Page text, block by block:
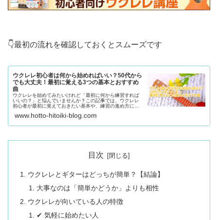
👇最初の流れを確認しておくとスムーズです
ウクレレ初心者は何から始めればいい？50代から
でも大丈夫！最初に覚える3つの基本とおすすめ
曲
ウクレレを始めてみたいけれど「最初に何から練習すれば
いいの？」と悩んでいませんか？この記事では、ウクレレ
初心者が最初に覚えておきたい基本や、練習の進め方につ
い方や、独学で不安を感じている方にも参考になる内容で
www.hotto-hitoiki-blog.com
目次
ウクレレとギターはどっちが簡単？【結論】
大事なのは「簡単かどうか」よりも相性
ウクレレが向いている人の特徴
✔ 気軽に始めたい人